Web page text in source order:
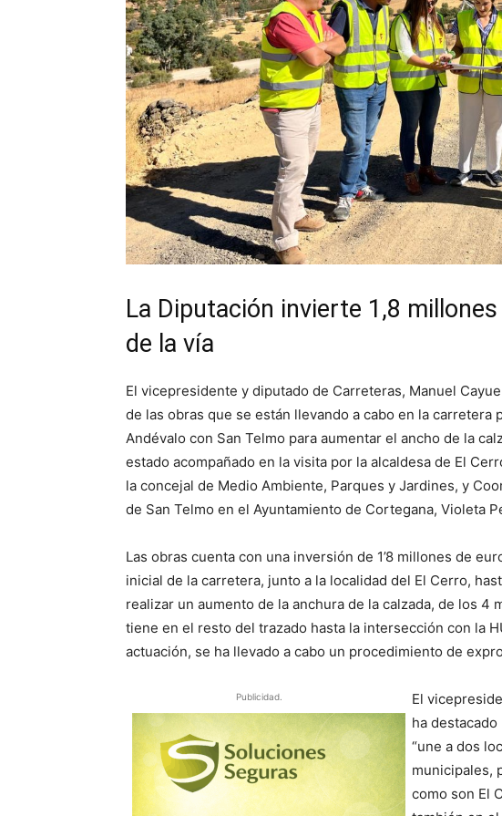
La Diputación invierte 1,8
de la vía
El vicepresidente y diputado de Carreteras, Manuel
de las obras que se están llevando a cabo en la carretera
Andévalo con San Telmo para aumentar el ancho de la
estado acompañado en la visita por la alcaldesa de El
la concejal de Medio Ambiente, Parques y Jardines, y
de San Telmo en el Ayuntamiento de Cortegana, Violeta
Las obras cuenta con una inversión de 1’8 millones de
inicial de la carretera, junto a la localidad del El Cerro,
realizar un aumento de la anchura de la calzada, de los 4
tiene en el resto del trazado hasta la intersección con la
actuación, se ha llevado a cabo un procedimiento de
Publicidad.
El
ha
“une a dos
municipales,
como son El